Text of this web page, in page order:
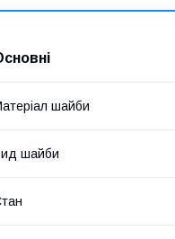
шайби
шайби